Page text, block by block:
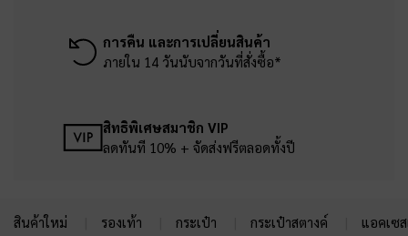
การคืน และการเปลี่ยนสินค้า
ภายใน 14 วันนับจากวันที่สั่งซื้อ*
สิทธิพิเศษสมาชิก VIP
ลดทันที 10% + จัดส่งฟรีตลอดทั้งปี
สินค้าใหม่ รองเท้า กระเป๋า กระเป๋าสตางค์ แอคเซ